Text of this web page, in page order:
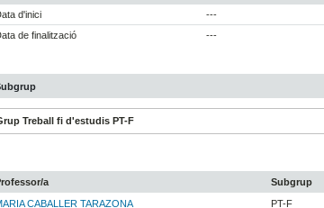
d'inici
---
de finalització
---
Treball fi d'estudis PT-F
a Subgrup
CABALLER TARAZONA
PT-F